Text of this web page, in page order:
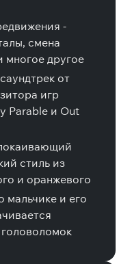
-
смена
многое другое
от
игр
Parable и Out
стиль из
и оранжевого
мальчике и его